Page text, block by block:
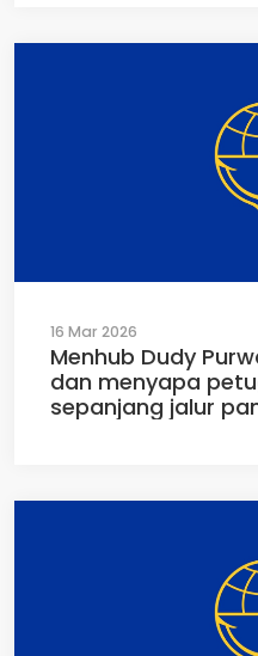
16 Mar 2026
Menhub Dudy
dan menyapa
sepanjang jalur